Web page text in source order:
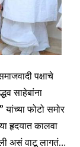
पक्षाचे
साहेबांना
फोटो समोर
हृदयात कालवा
असं वाटू लागतं…